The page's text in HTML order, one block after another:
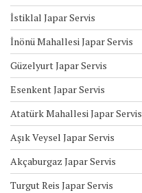
İstiklal Japar Servis
İnönü Mahallesi Japar Servis
Güzelyurt Japar Servis
Esenkent Japar Servis
Atatürk Mahallesi Japar Servis
Aşık Veysel Japar Servis
Akçaburgaz Japar Servis
Turgut Reis Japar Servis